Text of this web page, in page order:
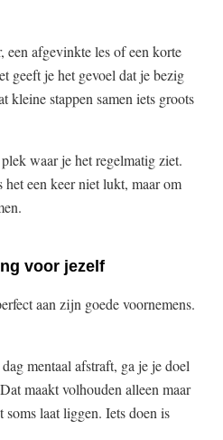
een afgevinkte les of een korte
geeft je het gevoel dat je bezig
kleine stappen samen iets groots
waar je het regelmatig ziet.
een keer niet lukt, maar om
voor jezelf
aan zijn goede voornemens.
mentaal afstraft, ga je je doel
maakt volhouden alleen maar
soms laat liggen. Iets doen is